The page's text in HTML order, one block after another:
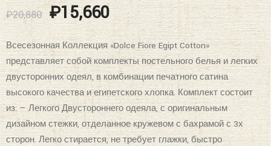
₽20,880 ₽15,660
Всесезонная Коллекция «Dolce Fiore Egipt Cotton»
представляет собой комплекты постельного белья и легких
двусторонних одеял, в комбинации печатного сатина
высокого качества и египетского хлопка. Комплект состоит
из: — Легкого Двустороннего одеяла, с оригинальным
дизайном стежки, отделанное кружевом с бахрамой с 3х
сторон. Легко стирается, не требует глажки, быстро